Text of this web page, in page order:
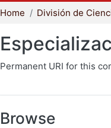
Home
Permanent URI for this
Browse